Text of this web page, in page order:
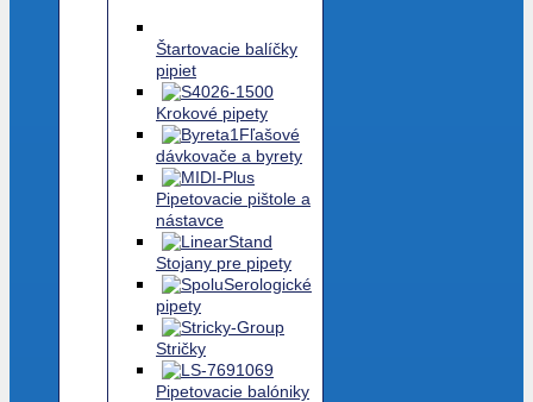
Štartovacie balíčky
pipiet
Krokové pipety
Fľašové
dávkovače a byrety
Pipetovacie pištole a
nástavce
Stojany pre pipety
Serologické
pipety
Stričky
Pipetovacie balóniky